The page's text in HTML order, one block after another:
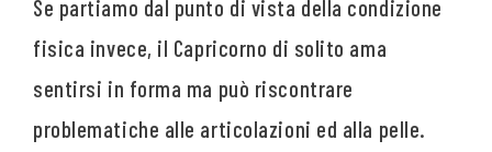
Se partiamo dal punto di vista della condizione
fisica invece, il Capricorno di solito ama
sentirsi in forma ma può riscontrare
problematiche alle articolazioni ed alla pelle.